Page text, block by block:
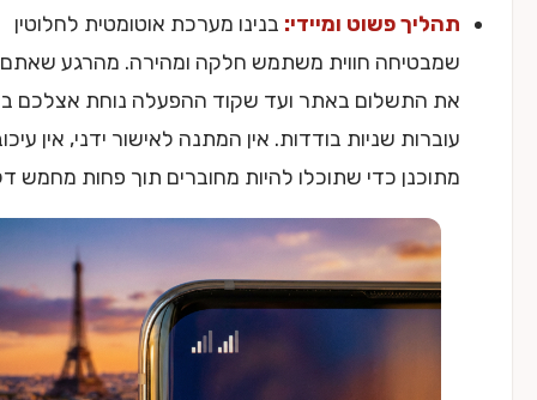
פשוט ומיידי:בנינו מערכת אוטומטית לחלוטין
חווית משתמש חלקה ומהירה. מהרגע שאתם מסיימים
התשלום באתר ועד שקוד ההפעלה נוחת אצלכם במייל
שניות בודדות. אין המתנה לאישור ידני, אין עיכובים. הכל
כדי שתוכלו להיות מחוברים תוך פחות מחמש דקות.